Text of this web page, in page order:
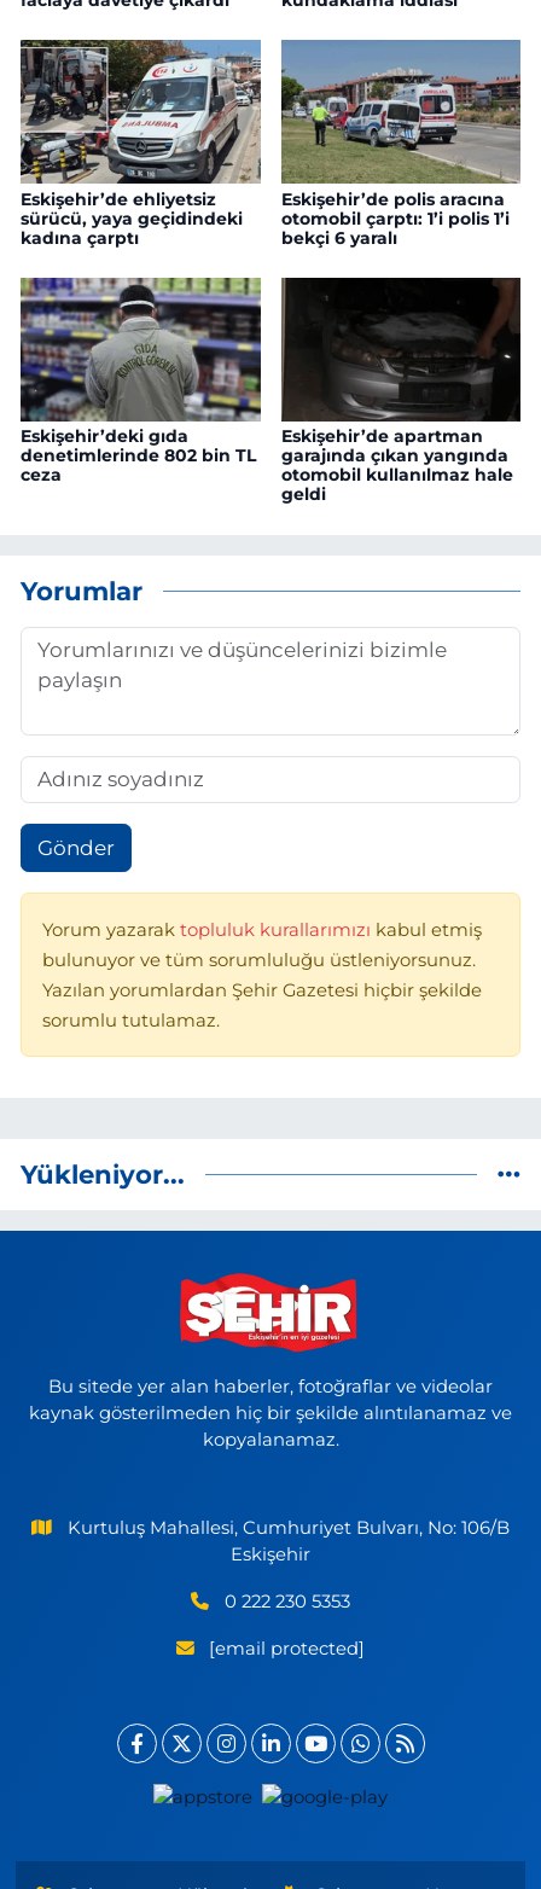
Eskişehir’de ehliyetsiz
sürücü, yaya geçidindeki
kadına çarptı
Eskişehir’de polis aracına
otomobil çarptı: 1’i polis 1’i
bekçi 6 yaralı
Eskişehir’deki gıda
denetimlerinde 802 bin TL
ceza
Eskişehir’de apartman
garajında çıkan yangında
otomobil kullanılmaz hale
geldi
Yorumlar
Gönder
Yorum yazarak topluluk kurallarımızı kabul etmiş
bulunuyor ve tüm sorumluluğu üstleniyorsunuz.
Yazılan yorumlardan Şehir Gazetesi hiçbir şekilde
sorumlu tutulamaz.
Yükleniyor...
Bu sitede yer alan haberler, fotoğraflar ve videolar
kaynak gösterilmeden hiç bir şekilde alıntılanamaz ve
kopyalanamaz.
Kurtuluş Mahallesi, Cumhuriyet Bulvarı, No: 106/B
Eskişehir
0 222 230 5353
[email protected]